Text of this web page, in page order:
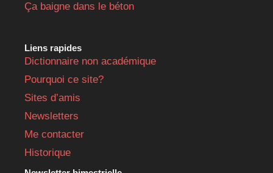
Ça baigne dans le béton
Liens rapides
Dictionnaire non académique
Pourquoi ce site?
Sites d’amis
Newsletters
Me contacter
Historique